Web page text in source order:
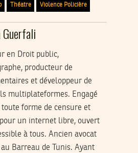
Théatre Violence Policière
Guerfali
en Droit public,
producteur de
et développeur de
multiplateformes. Engagé
forme de censure et
un internet libre, ouvert
à tous. Ancien avocat
Barreau de Tunis. Ayant